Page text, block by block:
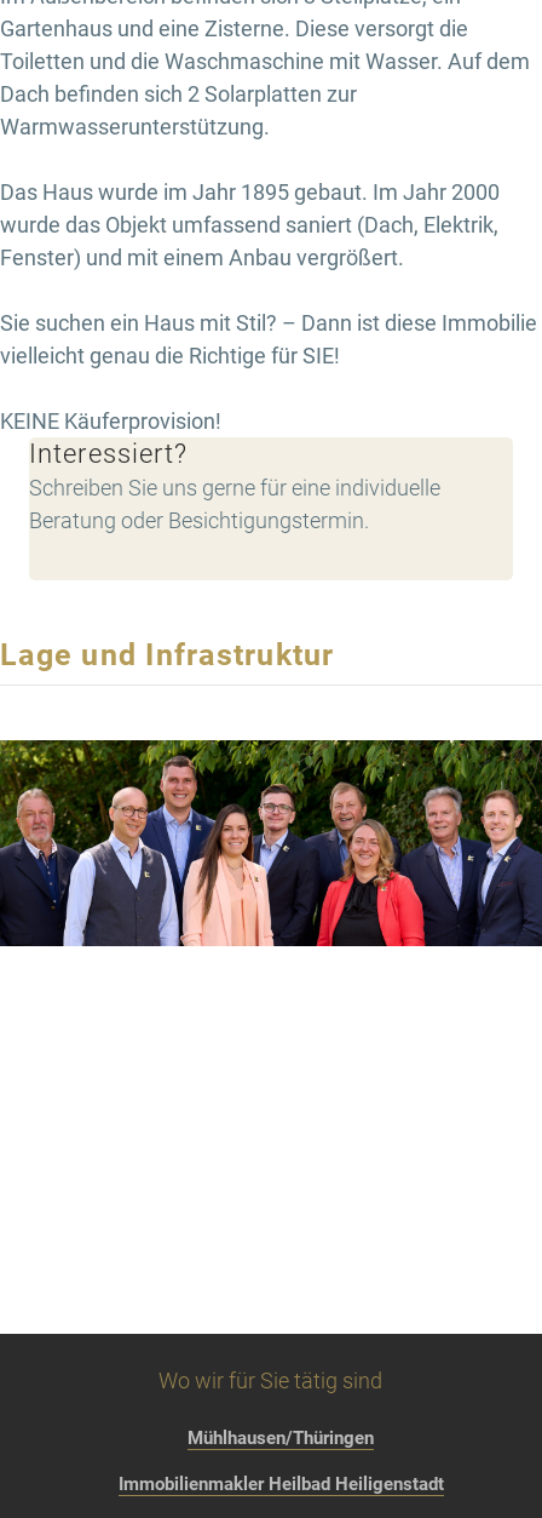
Gartenhaus und eine Zisterne. Diese versorgt die
Toiletten und die Waschmaschine mit Wasser. Auf dem
Dach befinden sich 2 Solarplatten zur
Warmwasserunterstützung.
Das Haus wurde im Jahr 1895 gebaut. Im Jahr 2000
wurde das Objekt umfassend saniert (Dach, Elektrik,
Fenster) und mit einem Anbau vergrößert.
Sie suchen ein Haus mit Stil? – Dann ist diese Immobilie
vielleicht genau die Richtige für SIE!
KEINE Käuferprovision!
Interessiert?
Schreiben Sie uns gerne für eine individuelle
Beratung oder Besichtigungstermin.
Lage und Infrastruktur
Wo wir für Sie tätig sind
Mühlhausen/Thüringen
Immobilienmakler Heilbad Heiligenstadt